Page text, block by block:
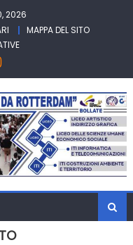
2026
MAPPA DEL SITO